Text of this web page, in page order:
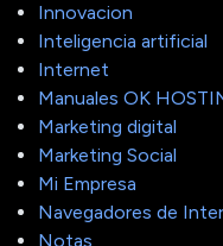
Innovacion
Inteligencia artificial
Internet
Manuales OK
Marketing digital
Marketing Social
Mi Empresa
Navegadores de
Notas